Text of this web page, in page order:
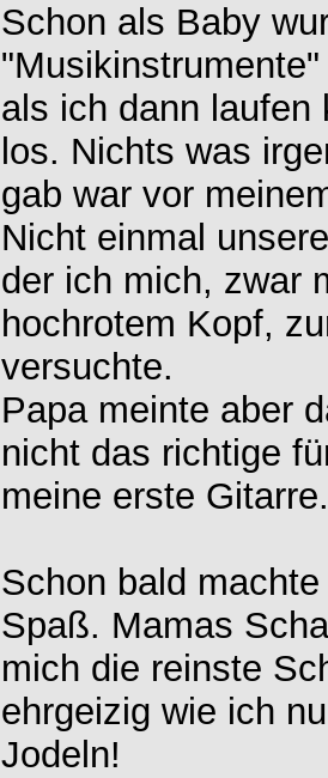
Schon als Baby
als ich dann laufen
los. Nichts was
gab war vor
Nicht einmal
der ich mich, zwar
hochrotem Kopf,
versuchte.
Papa meinte aber
nicht das richtige
meine erste Gitarre.
Schon bald
Spaß. Mamas
mich die reinste
ehrgeizig wie ich
Jodeln!